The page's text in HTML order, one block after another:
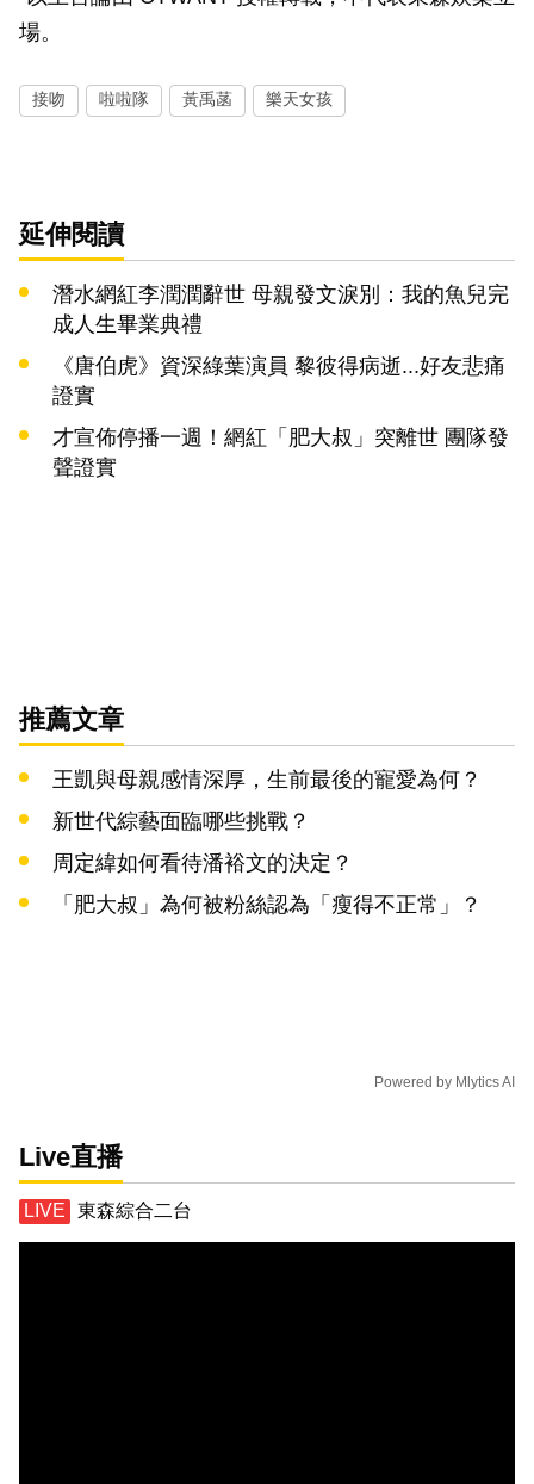
場。
接吻 啦啦隊 黃禹菡 樂天女孩
延伸閱讀
潛水網紅李潤潤辭世 母親發文淚別：我的魚兒完
成人生畢業典禮
《唐伯虎》資深綠葉演員 黎彼得病逝...好友悲痛
證實
才宣佈停播一週！網紅「肥大叔」突離世 團隊發
聲證實
推薦文章
王凱與母親感情深厚，生前最後的寵愛為何？
新世代綜藝面臨哪些挑戰？
周定緯如何看待潘裕文的決定？
「肥大叔」為何被粉絲認為「瘦得不正常」？
Powered by Mlytics AI
Live直播
東森綜合二台